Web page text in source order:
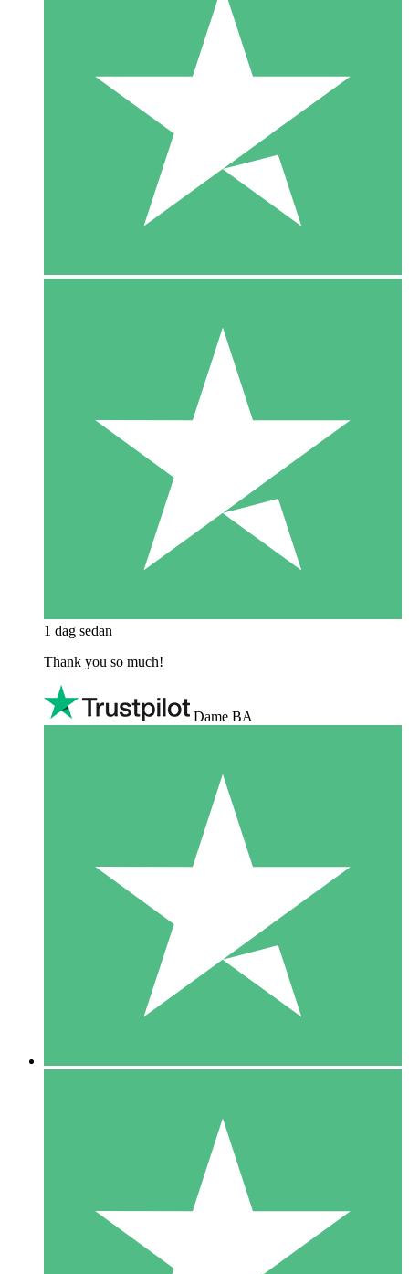
1 dag sedan
Thank you so much!
Dame BA